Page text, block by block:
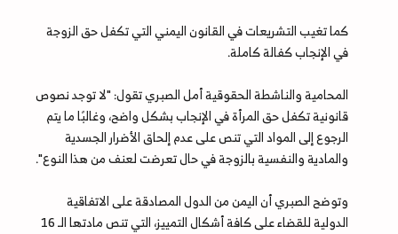
كما تغيب التشريعات في القانون اليمني التي تكفل حق الزوجة
في الإنجاب كفالة كاملة.
المحامية والناشطة الحقوقية أمل الصبري تقول: "لا توجد نصوص
قانونية تكفل حق المرأة في الإنجاب بشكل واضح، وغالبًا ما يتم
الرجوع إلى المواد التي تنص على عدم إلحاق الأضرار الجسدية
والمادية والنفسية بالزوجة في حال تعرضت لعنف من هذا النوع".
وتوضح الصبري أن اليمن من الدول المصادقة على الاتفاقية
الدولية للقضاء على كافة أشكال التمييز، التي تنص مادتها الـ 16